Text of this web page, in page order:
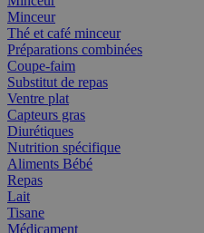
Minceur
Thé et café minceur
Préparations combinées
Coupe-faim
Substitut de repas
Ventre plat
Capteurs gras
Diurétiques
Nutrition spécifique
Aliments Bébé
Repas
Lait
Tisane
Médicament